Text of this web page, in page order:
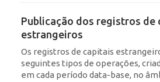
Publicação dos registros de
estrangeiros
Os registros de capitais
seguintes tipos de operações,
em cada período data-base, no